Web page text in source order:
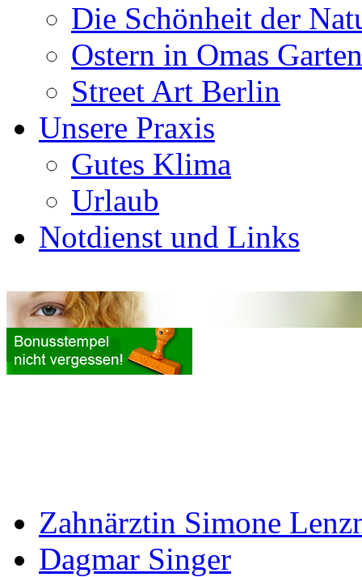
Die Schönheit der
Ostern in Omas Garten
Street Art Berlin
Unsere Praxis
Gutes Klima
Urlaub
Notdienst und Links
Zahnärztin Simone
Dagmar Singer